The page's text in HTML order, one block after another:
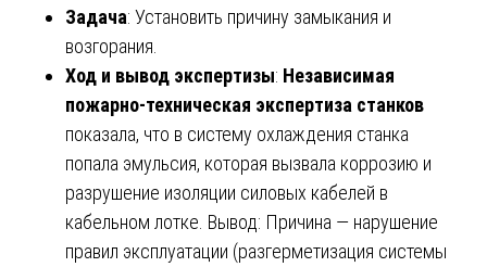
Задача: Установить причину замыкания и
возгорания.
Ход и вывод экспертизы: Независимая
пожарно-техническая экспертиза станков
показала, что в систему охлаждения станка
попала эмульсия, которая вызвала коррозию и
разрушение изоляции силовых кабелей в
кабельном лотке. Вывод: Причина — нарушение
правил эксплуатации (разгерметизация системы